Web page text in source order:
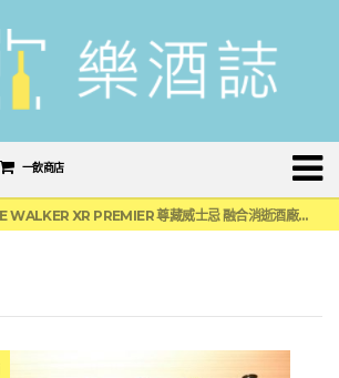
一飲商店
「MONSTER NIGHT OUT 魔爪特調之夜」盛夏刮起派對旋風！
JOHNNIE WALKER XR PREMIER 尊藏威士忌 融合消逝酒廠全球獨家上市
「BAD SPANIELS」便便狗玩具未損害傑克丹尼商標！纏訟12年官司再次逆轉